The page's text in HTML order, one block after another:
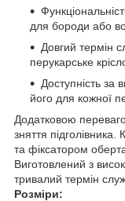
для бороди або
Довгий термін
перукарське
Доступність за
його для кожної
Додатковою
зняття
та фіксатором
Виготовлений з
тривалий термін
Розміри: